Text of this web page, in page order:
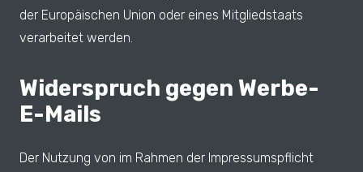
der Europäischen Union oder eines Mitgliedstaats
verarbeitet werden.
Widerspruch gegen Werbe-
E-Mails
Der Nutzung von im Rahmen der Impressumspflicht